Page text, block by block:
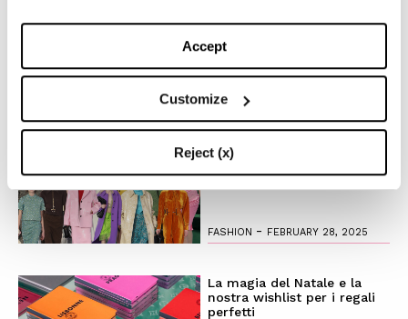
Accept
Customize
Reject (x)
Images by Getty Images
Gucci Fall/Winter 2025/26:
Un’ode al passato e una
riflessione sul futuro
FASHION - FEBRUARY 28, 2025
La magia del Natale e la
nostra wishlist per i regali
perfetti